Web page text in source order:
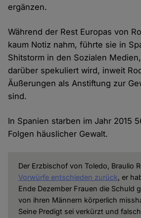
ergänzen.
Während der Rest Europas von
kaum Notiz nahm, führte sie in
Shitstorm in den Sozialen
darüber spekuliert wird, inweit
Äußerungen als Anstiftung zur
sind.
In Spanien starben im Jahr 2015
Folgen häuslicher Gewalt.
Der Erzbischof von Toledo, Braulio
Vorwürfe entschieden zurück, er
Ende Dezember Frauen die Schuld
von ihren Männern körperlich
Seine Predigt sei verkürzt und